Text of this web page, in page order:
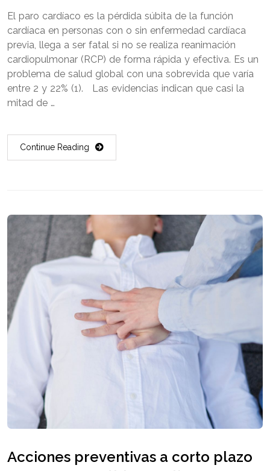
El paro cardíaco es la pérdida súbita de la función
cardíaca en personas con o sin enfermedad cardíaca
previa, llega a ser fatal si no se realiza reanimación
cardiopulmonar (RCP) de forma rápida y efectiva. Es un
problema de salud global con una sobrevida que varía
entre 2 y 22% (1). Las evidencias indican que casi la
mitad de …
Continue Reading
Acciones preventivas a corto plazo